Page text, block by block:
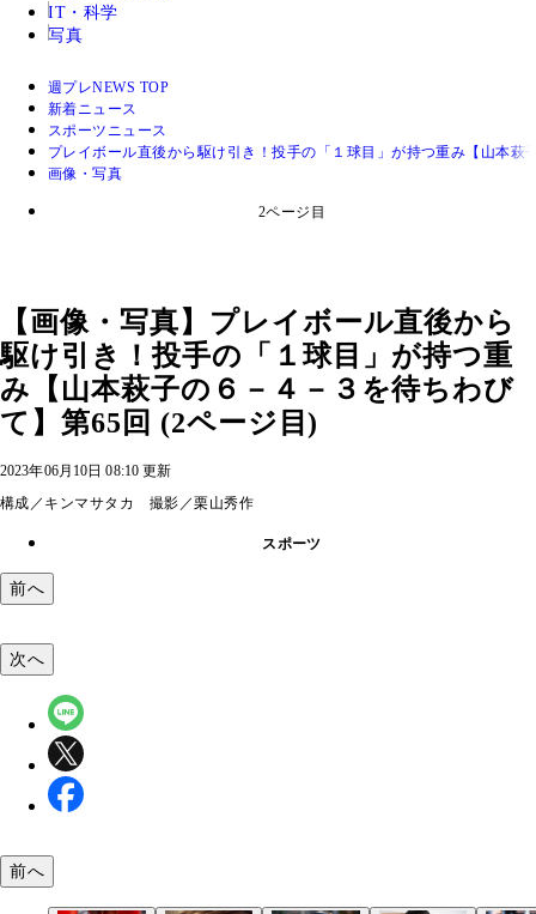
IT・科学
写真
週プレNEWS TOP
新着ニュース
スポーツニュース
プレイボール直後から駆け引き！投手の「１球目」が持つ重み【山本萩
画像・写真
2ページ目
【画像・写真】プレイボール直後から
駆け引き！投手の「１球目」が持つ重
み【山本萩子の６－４－３を待ちわび
て】第65回 (2ページ目)
2023年06月10日 08:10 更新
構成／キンマサタカ 撮影／栗山秀作
スポーツ
前へ
次へ
前へ